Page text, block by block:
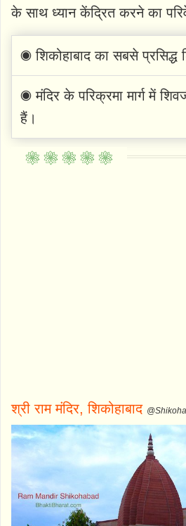
के साथ ध्यान केंद्रित करने का
◉ शिकोहाबाद का सबसे प्रसिद्ध
◉ मंदिर के परिक्रमा मार्ग में
हैं।
श्री राम मंदिर, शिकोहाबाद